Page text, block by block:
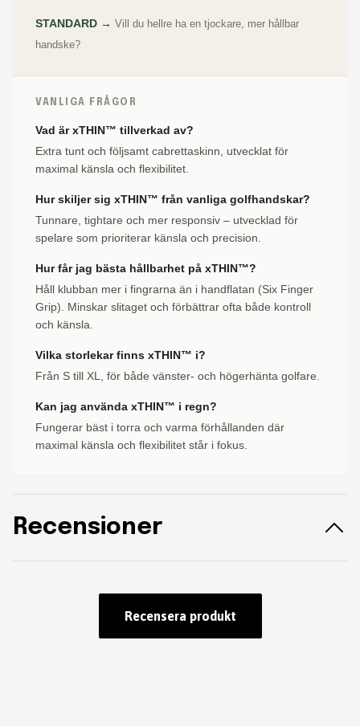
STANDARD → Vill du hellre ha en tjockare, mer hållbar
handske?
VANLIGA FRÅGOR
Vad är xTHIN™ tillverkad av?
Extra tunt och följsamt cabrettaskinn, utvecklat för
maximal känsla och flexibilitet.
Hur skiljer sig xTHIN™ från vanliga golfhandskar?
Tunnare, tightare och mer responsiv – utvecklad för
spelare som prioriterar känsla och precision.
Hur får jag bästa hållbarhet på xTHIN™?
Håll klubban mer i fingrarna än i handflatan (Six Finger
Grip). Minskar slitaget och förbättrar ofta både kontroll
och känsla.
Vilka storlekar finns xTHIN™ i?
Från S till XL, för både vänster- och högerhänta golfare.
Kan jag använda xTHIN™ i regn?
Fungerar bäst i torra och varma förhållanden där
maximal känsla och flexibilitet står i fokus.
Recensioner
Recensera produkt